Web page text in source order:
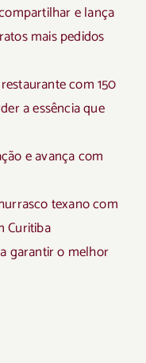
e lança
mais pedidos
com 150
a essência que
e avança com
texano com
Curitiba
garantir o melhor